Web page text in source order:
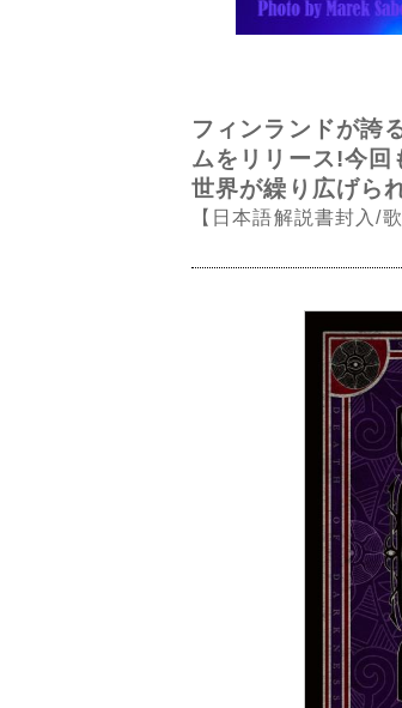
フィンランドが誇
ムをリリース!今回
世界が繰り広げら
【日本語解説書封入/